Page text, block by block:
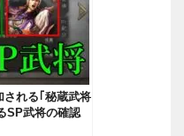
される｢秘蔵武将
SP武将の確認